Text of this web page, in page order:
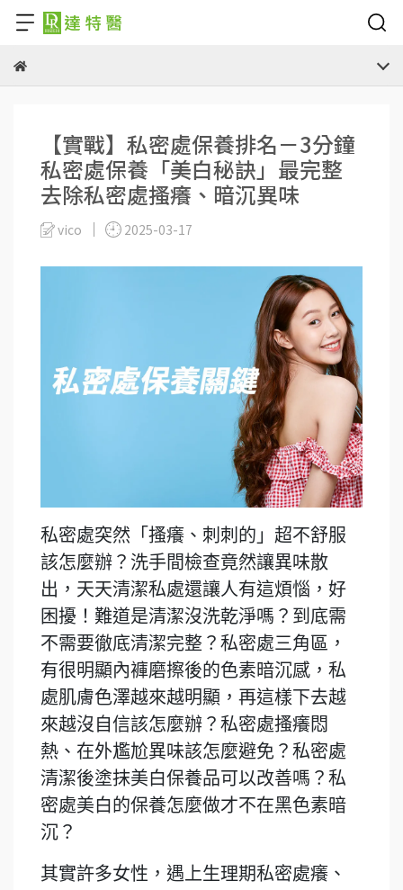
【實戰】私密處保養排名－3分鐘
私密處保養「美白秘訣」最完整
去除私密處搔癢、暗沉異味
vico 2025-03-17
私密處突然「搔癢、刺刺的」超不舒服
該怎麼辦？洗手間檢查竟然讓異味散
出，天天清潔私處還讓人有這煩惱，好
困擾！難道是清潔沒洗乾淨嗎？到底需
不需要徹底清潔完整？私密處三角區，
有很明顯內褲磨擦後的色素暗沉感，私
處肌膚色澤越來越明顯，再這樣下去越
來越沒自信該怎麼辦？私密處搔癢悶
熱、在外尷尬異味該怎麼避免？私密處
清潔後塗抹美白保養品可以改善嗎？私
密處美白的保養怎麼做才不在黑色素暗
沉？
其實許多女性，遇上生理期私密處癢、